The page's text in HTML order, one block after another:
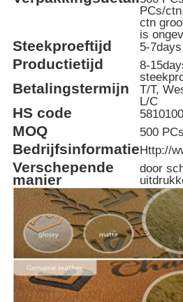
PCs/
ctn
is
Steekproeftijd 5-7days
Productietijd
8-
Betalingstermijn
T/T,
L/C
HS code
MOQ 500 PCs
BedrijfsinformatieHttp://
Verschepende
manier
door